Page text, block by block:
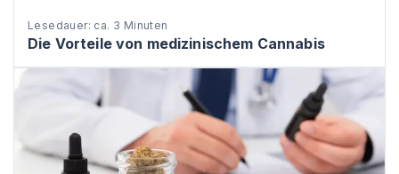
Lesedauer: ca. 3 Minuten
Die Vorteile von medizinischem Cannabis